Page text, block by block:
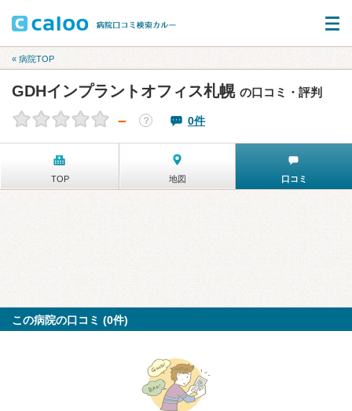
« 病院TOP
GDHインプラントオフィス札幌 の口コミ・評判
－ ？ 0件
TOP 地図 口コミ
この病院の口コミ (0件)